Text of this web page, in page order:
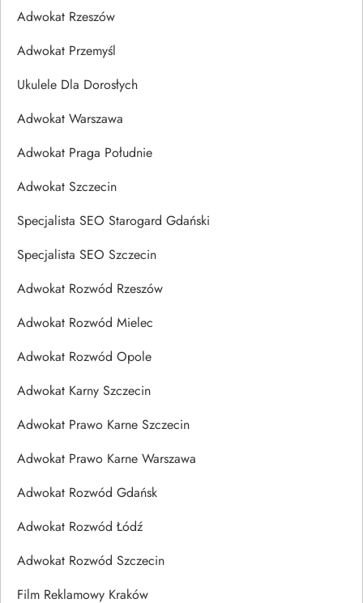
Adwokat Rzeszów
Adwokat Przemyśl
Ukulele Dla Dorosłych
Adwokat Warszawa
Adwokat Praga Południe
Adwokat Szczecin
Specjalista SEO Starogard Gdański
Specjalista SEO Szczecin
Adwokat Rozwód Rzeszów
Adwokat Rozwód Mielec
Adwokat Rozwód Opole
Adwokat Karny Szczecin
Adwokat Prawo Karne Szczecin
Adwokat Prawo Karne Warszawa
Adwokat Rozwód Gdańsk
Adwokat Rozwód Łódź
Adwokat Rozwód Szczecin
Film Reklamowy Kraków